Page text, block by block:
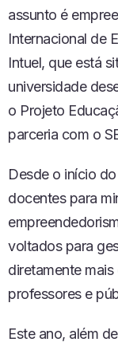
assunto é
Internacional de
Intuel, que está
universidade
o Projeto
parceria com o
Desde o início
docentes para
voltados para
diretamente
professores e
Este ano, além